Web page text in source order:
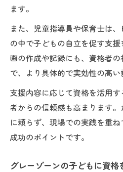
ます。
また、児童指導員や保育士は
の中で子どもの自立を促す支
画の作成や記録にも、資格者
で、より具体的で実効性の高い
支援内容に応じて資格を活用
者からの信頼感も高まります
に頼らず、現場での実践を重
成功のポイントです。
グレーゾーンの子どもに資格